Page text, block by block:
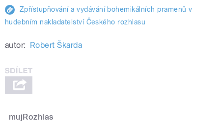
Zpřístupňování a vydávání bohemikálních pramenů v
hudebním nakladatelství Českého rozhlasu
autor: Robert Škarda
mujRozhlas